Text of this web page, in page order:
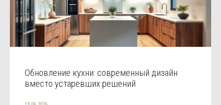
Обновление кухни: современный дизайн
вместо устаревших решений